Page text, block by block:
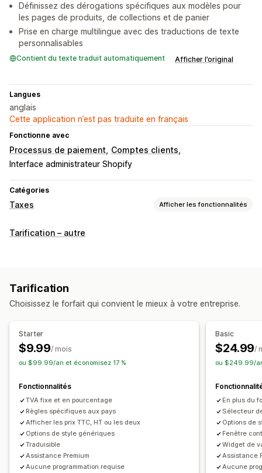
Définissez des dérogations spécifiques aux modèles pour
les pages de produits, de collections et de panier
Prise en charge multilingue avec des traductions de texte
personnalisables
Contient du texte traduit automatiquement Afficher l’original
Langues
anglais
Cette application n’est pas traduite en français
Fonctionne avec
Processus de paiement Comptes clients
Interface administrateur Shopify
Catégories
Taxes Afficher les fonctionnalités
Calcul des taxes
Tarification – autre
Tarification
Choisissez le forfait qui convient le mieux à votre entreprise.
Starter
$9.99/ mois
ou $99.99/an et économisez 17 %
Fonctionnalités
TVA fixe et en pourcentage
Règles spécifiques aux pays
Afficher les prix TTC, HT ou les deux
Options de style génériques
Traduisible
Assistance Premium
Aucune programmation requise
Basic
$24.99/
ou $249.99/
En plus du
Sélecteur
Options de
Fenêtre
Widget de
Assistance
Aucune